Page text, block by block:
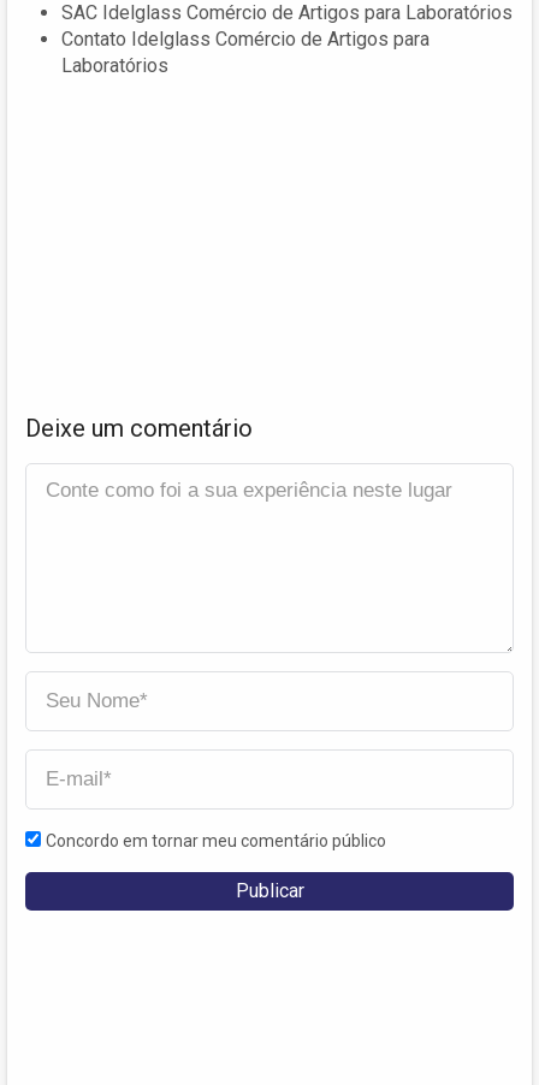
SAC Idelglass Comércio de Artigos para Laboratórios
Contato Idelglass Comércio de Artigos para
Laboratórios
Deixe um comentário
Concordo em tornar meu comentário público